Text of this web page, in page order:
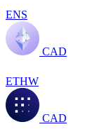
ENS
CAD
ETHW
CAD